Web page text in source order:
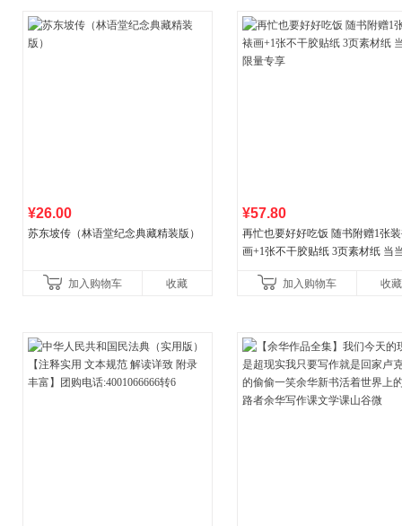
¥26.00
苏东坡传（林语堂纪念典藏精装版）
加入购物车 收藏
¥57.80
再忙也要好好吃饭 随书附赠1张
画+1张不干胶贴纸 3页素材纸 当
加入购物车
收藏